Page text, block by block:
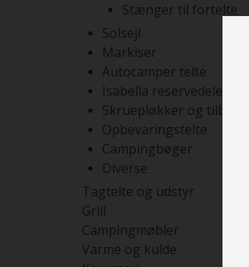
Stænger til fortelte
Solsejl
Markiser
Autocamper telte
Isabella reservedele
Skruepløkker og tilbehør
Opbevaringstelte
Campingbøger
Diverse
Tagtelte og udstyr
Grill
Campingmøbler
Varme og kulde